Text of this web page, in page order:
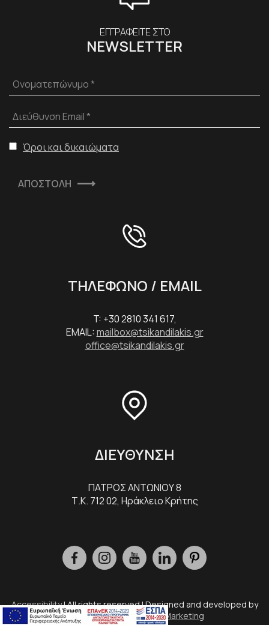
ΕΓΓΡΑΦΕΙΤΕ ΣΤΟ
NEWSLETTER
Ονοματεπώνυμο *
Διεύθυνση Email *
Όροι και δικαιώματα
ΑΠΟΣΤΟΛΗ
ΤΗΛΕΦΩΝΟ / EMAIL
T: +30 2810 341 617,
EMAIL:mailbox@tsikandilakis.gr
office@tsikandilakis.gr
ΔΙΕΥΘΥΝΣΗ
ΠΑΤΡΟΣ ΑΝΤΩΝΙΟΥ 8
Τ.Κ. 712 02, Ηράκλειο Κρήτης
Accessibility| All rights reserved | Designed and developed by
Eyewide - Hotel Internet Marketing